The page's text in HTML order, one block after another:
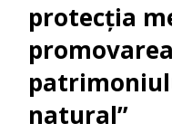
protecția
natural”